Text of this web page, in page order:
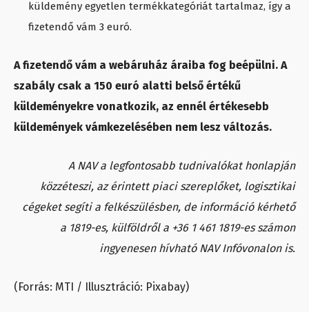
küldemény egyetlen termékkategóriát tartalmaz, így a
fizetendő vám 3 euró.
A fizetendő vám a webáruház áraiba fog beépülni. A
szabály csak a 150 euró alatti belső értékű
küldeményekre vonatkozik, az ennél értékesebb
küldemények vámkezelésében nem lesz változás.
A NAV a legfontosabb tudnivalókat honlapján
közzéteszi, az érintett piaci szereplőket, logisztikai
cégeket segíti a felkészülésben, de információ kérhető
a 1819-es, külföldről a +36 1 461 1819-es számon
ingyenesen hívható NAV Infóvonalon is.
(Forrás: MTI / Illusztráció: Pixabay)